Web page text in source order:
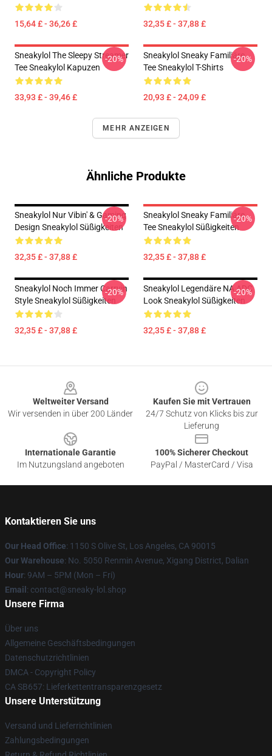
15,64 £ - 36,26 £ 32,35 £ - 37,88 £
Sneakylol The Sleepy Streamer
Tee Sneakylol Kapuzen
33,93 £ - 39,46 £
-20%
Sneakylol Sneaky Familiäre
Tee Sneakylol T-Shirts
20,93 £ - 24,09 £
-20%
MEHR ANZEIGEN
Ähnliche Produkte
Sneakylol Nur Vibin' & Gaming
Design Sneakylol Süßigkeiten
32,35 £ - 37,88 £
-20%
Sneakylol Sneaky Familiäre
Tee Sneakylol Süßigkeiten
32,35 £ - 37,88 £
-20%
Sneakylol Noch Immer Carryin
Style Sneakylol Süßigkeiten
32,35 £ - 37,88 £
-20%
Sneakylol Legendäre NA ADC
Look Sneakylol Süßigkeiten
32,35 £ - 37,88 £
-20%
Weltweiter Versand
Wir versenden in über 200 Länder
Kaufen Sie mit Vertrauen
24/7 Schutz von Klicks bis zur
Lieferung
Internationale Garantie
Im Nutzungsland angeboten
100% Sicherer Checkout
PayPal / MasterCard / Visa
Kontaktieren Sie uns
Our Head Office: 1150 S Olive St, Los Angeles, CA 90015
Our Warehouse: No. 5050 Renmin Avenue, Xigang District, Dalian
Hour: 9AM – 5PM (Mon – Fri)
Email : contact@sneaky-lol.shop
Unsere Firma
Über uns
Allgemeine Geschäftsbedingungen
Datenschutzrichtlinien
DMCA - Copyright Policy
CA SB657: Lieferkettentransparenzgesetz
Unsere Unterstützung
Versand und Lieferrichtlinien
Zahlungsbedingungen